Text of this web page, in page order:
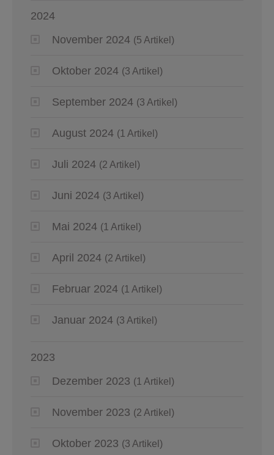
2024
November 2024 (5 Artikel)
Oktober 2024 (3 Artikel)
September 2024 (3 Artikel)
August 2024 (1 Artikel)
Juli 2024 (2 Artikel)
Juni 2024 (3 Artikel)
Mai 2024 (1 Artikel)
April 2024 (2 Artikel)
Februar 2024 (1 Artikel)
Januar 2024 (3 Artikel)
2023
Dezember 2023 (1 Artikel)
November 2023 (2 Artikel)
Oktober 2023 (3 Artikel)